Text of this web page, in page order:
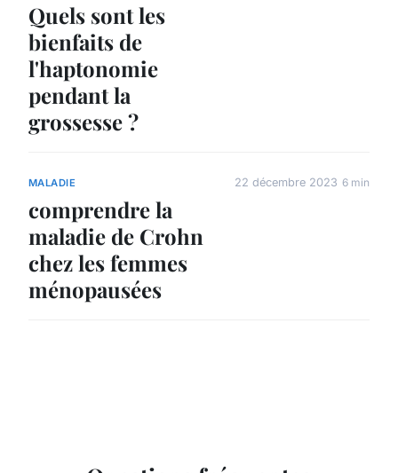
Quels sont les
bienfaits de
l'haptonomie
pendant la
grossesse ?
MALADIE
comprendre la
maladie de Crohn
chez les femmes
ménopausées
22 décembre 2023 6 min